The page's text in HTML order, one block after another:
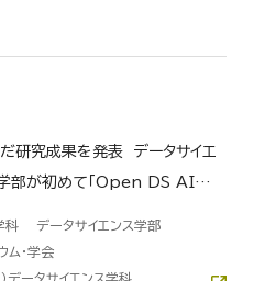
研究成果を発表 データサイエ
学部が初めて「Open DS AI
科
データサイエンス学部
ム・学会
）データサイエンス学科